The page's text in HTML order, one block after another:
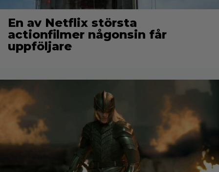
En av Netflix största
actionfilmer någonsin får
uppföljare